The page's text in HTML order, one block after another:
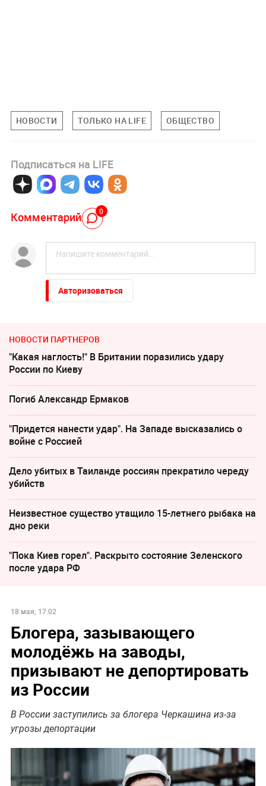
НОВОСТИ ТОЛЬКО НА LIFE ОБЩЕСТВО
Подписаться на LIFE
Комментарий 0
Авторизоваться
НОВОСТИ ПАРТНЕРОВ
"Какая наглость!" В Британии поразились удару
России по Киеву
Погиб Александр Ермаков
"Придется нанести удар". На Западе высказались о
войне с Россией
Дело убитых в Таиланде россиян прекратило череду
убийств
Неизвестное существо утащило 15-летнего рыбака на
дно реки
"Пока Киев горел". Раскрыто состояние Зеленского
после удара РФ
18 мая, 17:02
Блогера, зазывающего
молодёжь на заводы,
призывают не депортировать
из России
В России заступились за блогера Черкашина из-за
угрозы депортации